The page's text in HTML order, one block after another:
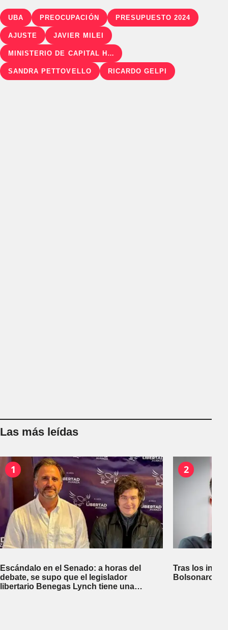
UBA PREOCUPACIÓN PRESUPUESTO 2024
AJUSTE JAVIER MILEI
MINISTERIO DE CAPITAL HUMANO
SANDRA PETTOVELLO RICARDO GELPI
Las más leídas
1
Escándalo en el Senado: a horas del
debate, se supo que el legislador
libertario Benegas Lynch tiene una
2
Tras los
Bolsonaro